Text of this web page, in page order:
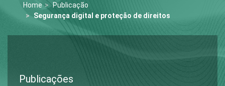
Home
Publicação
Segurança digital e proteção de direitos
Publicações